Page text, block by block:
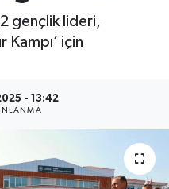
gençlik lideri,
için
- 13:42
ve Fikstür